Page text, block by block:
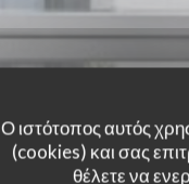
Ο ιστότοπος αυτός
(cookies) και σας
θέλετε να